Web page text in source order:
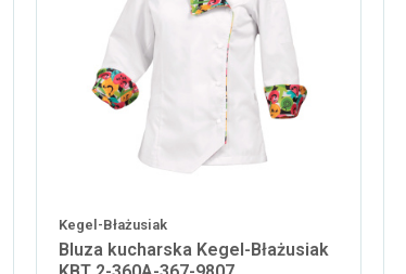
Kegel-Błażusiak
Bluza kucharska Kegel-Błażusiak